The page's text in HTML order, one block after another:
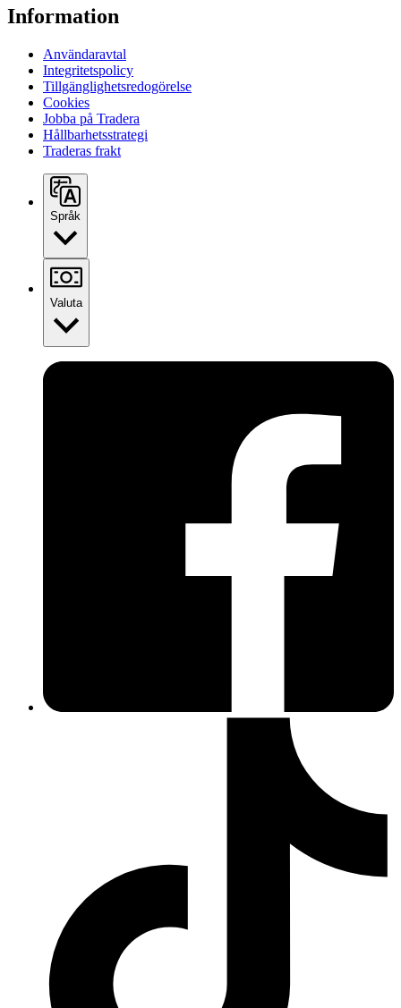
Information
Användaravtal
Integritetspolicy
Tillgänglighetsredogörelse
Cookies
Jobba på Tradera
Hållbarhetsstrategi
Traderas frakt
Språk
Valuta